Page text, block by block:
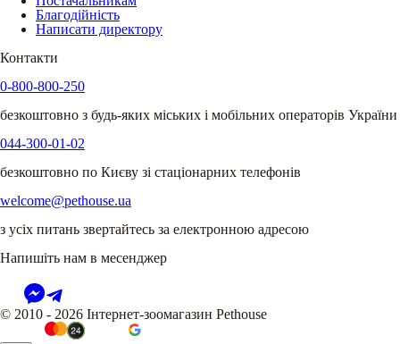
Благодійність
Написати директору
Контакти
0-800-800-250
безкоштовно з будь-яких міських і мобільних операторів України
044-300-01-02
безкоштовно по Києву зі стаціонарних телефонів
welcome@pethouse.ua
з усіх питань звертайтесь за електронною адресою
Напишіть нам в месенджер
© 2010 - 2026 Інтернет-зоомагазин Pethouse